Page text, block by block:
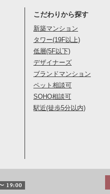
こだわりから探す
新築マンション
タワー(19F以上)
低層(5F以下)
デザイナーズ
ブランドマンション
ペット相談可
SOHO相談可
駅近(徒歩5分以内)